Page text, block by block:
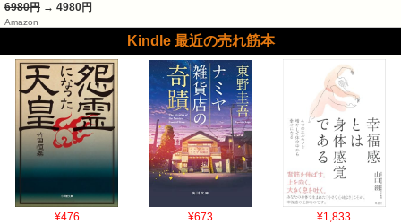
6980円 → 4980円
Amazon
Kindle 最近の売れ筋本
¥476 ¥673 ¥1,833